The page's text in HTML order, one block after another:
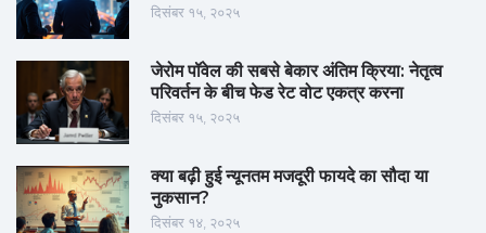
दिसंबर १५, २०२५
जेरोम पॉवेल की सबसे बेकार अंतिम क्रिया: नेतृत्व
परिवर्तन के बीच फेड रेट वोट एकत्र करना
दिसंबर १५, २०२५
क्या बढ़ी हुई न्यूनतम मजदूरी फायदे का सौदा या
नुकसान?
दिसंबर १४, २०२५